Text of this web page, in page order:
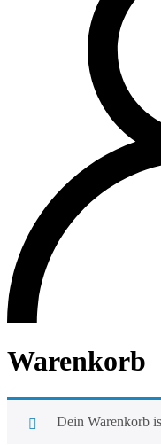
Warenkorb
Dein Warenkorb